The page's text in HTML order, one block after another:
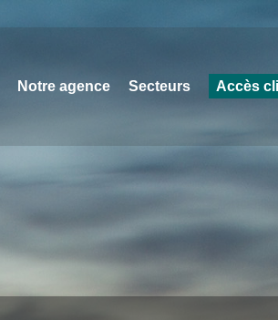
Notre agence Secteurs Accès